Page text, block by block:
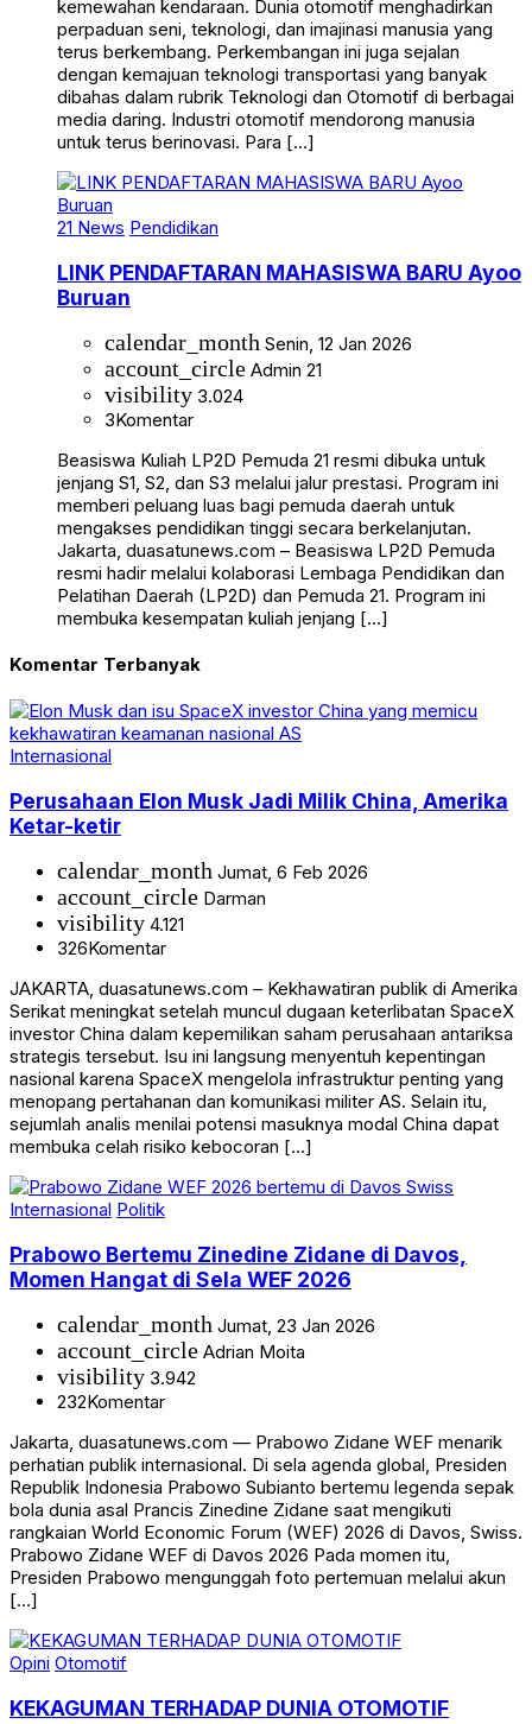
kemewahan kendaraan. Dunia otomotif menghadirkan
perpaduan seni, teknologi, dan imajinasi manusia yang
terus berkembang. Perkembangan ini juga sejalan
dengan kemajuan teknologi transportasi yang banyak
dibahas dalam rubrik Teknologi dan Otomotif di berbagai
media daring. Industri otomotif mendorong manusia
untuk terus berinovasi. Para […]
21 News Pendidikan
LINK PENDAFTARAN MAHASISWA BARU Ayoo
Buruan
calendar_month Senin, 12 Jan 2026
account_circle Admin 21
visibility 3.024
3Komentar
Beasiswa Kuliah LP2D Pemuda 21 resmi dibuka untuk
jenjang S1, S2, dan S3 melalui jalur prestasi. Program ini
memberi peluang luas bagi pemuda daerah untuk
mengakses pendidikan tinggi secara berkelanjutan.
Jakarta, duasatunews.com – Beasiswa LP2D Pemuda
resmi hadir melalui kolaborasi Lembaga Pendidikan dan
Pelatihan Daerah (LP2D) dan Pemuda 21. Program ini
membuka kesempatan kuliah jenjang […]
Komentar Terbanyak
Internasional
Perusahaan Elon Musk Jadi Milik China, Amerika
Ketar-ketir
calendar_month Jumat, 6 Feb 2026
account_circle Darman
visibility 4.121
326Komentar
JAKARTA, duasatunews.com – Kekhawatiran publik di Amerika
Serikat meningkat setelah muncul dugaan keterlibatan SpaceX
investor China dalam kepemilikan saham perusahaan antariksa
strategis tersebut. Isu ini langsung menyentuh kepentingan
nasional karena SpaceX mengelola infrastruktur penting yang
menopang pertahanan dan komunikasi militer AS. Selain itu,
sejumlah analis menilai potensi masuknya modal China dapat
membuka celah risiko kebocoran […]
Internasional Politik
Prabowo Bertemu Zinedine Zidane di Davos,
Momen Hangat di Sela WEF 2026
calendar_month Jumat, 23 Jan 2026
account_circle Adrian Moita
visibility 3.942
232Komentar
Jakarta, duasatunews.com — Prabowo Zidane WEF menarik
perhatian publik internasional. Di sela agenda global, Presiden
Republik Indonesia Prabowo Subianto bertemu legenda sepak
bola dunia asal Prancis Zinedine Zidane saat mengikuti
rangkaian World Economic Forum (WEF) 2026 di Davos, Swiss.
Prabowo Zidane WEF di Davos 2026 Pada momen itu,
Presiden Prabowo mengunggah foto pertemuan melalui akun
[…]
Opini Otomotif
KEKAGUMAN TERHADAP DUNIA OTOMOTIF